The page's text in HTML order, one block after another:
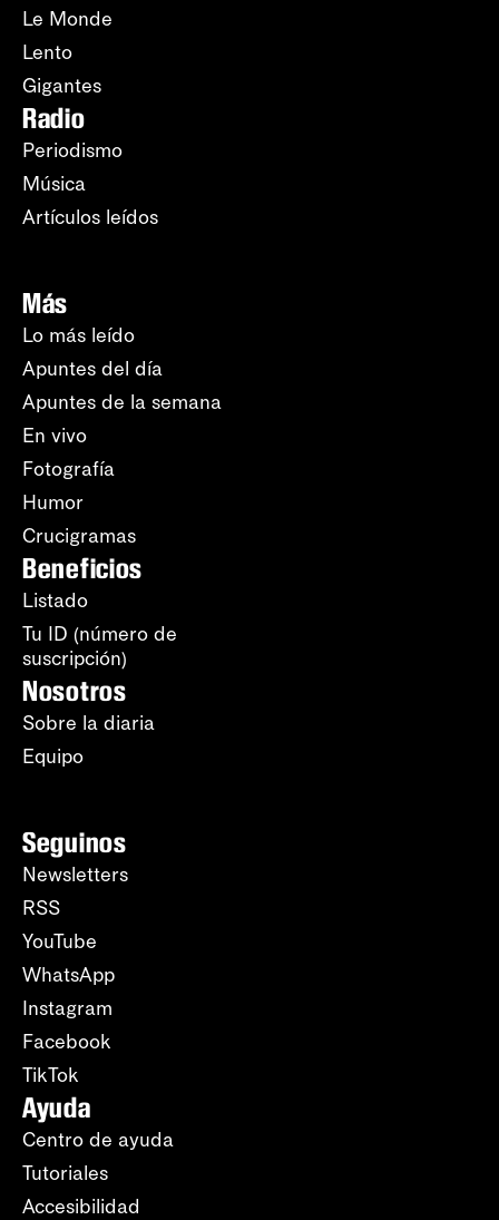
Le Monde
Lento
Gigantes
Radio
Periodismo
Música
Artículos leídos
Más
Lo más leído
Apuntes del día
Apuntes de la semana
En vivo
Fotografía
Humor
Crucigramas
Beneficios
Listado
Tu ID (número de
suscripción)
Nosotros
Sobre la diaria
Equipo
Seguinos
Newsletters
RSS
YouTube
WhatsApp
Instagram
Facebook
TikTok
Ayuda
Centro de ayuda
Tutoriales
Accesibilidad